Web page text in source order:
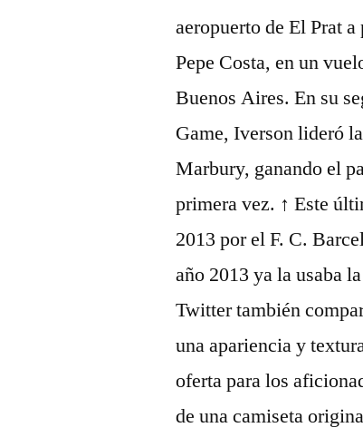
aeropuerto de El Prat
Pepe Costa, en un
Buenos Aires. En su
Game, Iverson lideró
Marbury, ganando el
primera vez. ↑ Este
2013 por el F. C.
año 2013 ya la usaba
Twitter también
una apariencia y
oferta para los
de una camiseta